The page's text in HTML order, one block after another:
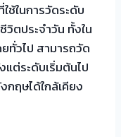
ช้ในการวัดระดับ
ตประจำวัน ทั้งใน
ทั่วไป สามารถวัด
ต่ระดับเริ่มต้นไป
ฤษได้ใกล้เคียง